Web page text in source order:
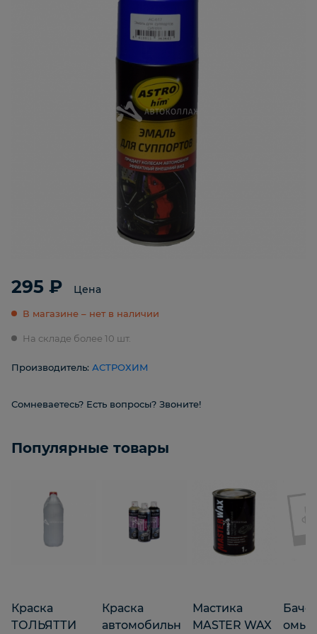
295 ₽ Цена
В магазине – нет в наличии
На складе более 10 шт.
Производитель: АСТРОХИМ
Сомневаетесь? Есть вопросы? Звоните!
Популярные товары
Краска
ТОЛЬЯТТИ
Краска
автомобильн
Мастика
MASTER WAX